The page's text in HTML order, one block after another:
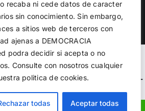
recaba ni cede datos de caracter
sin conocimiento. Sin embargo,
a sitios web de terceros con
ajenas a DEMOCRACIA
podra decidir si acepta o no
Consulte con nosotros cualquier
politica de cookies.
todas Aceptar todas
Facebook
TwitterInstagram
$visibility_homepage in
wp-content/plugins/kn-
on line71
aceptar todas las cookies,
o configurar sus preferencias.
Aceptar todo
Rechazar
Configurar